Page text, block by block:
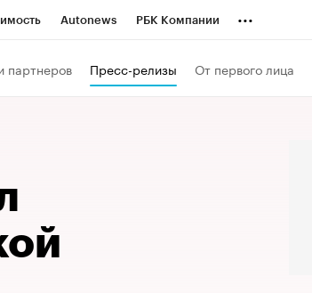
Autonews РБК Компании ...
партнеров Пресс-релизы От первого лица